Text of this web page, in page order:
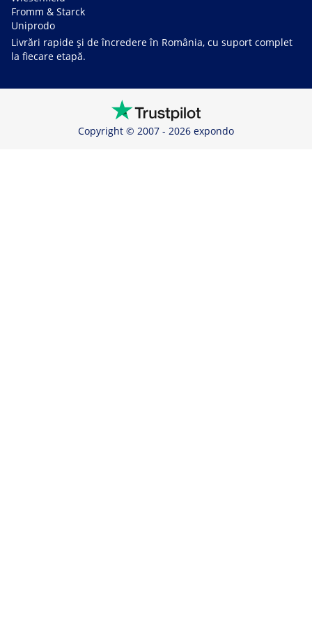
Fromm & Starck
Uniprodo
Livrări rapide și de încredere în România, cu suport complet
la fiecare etapă.
Copyright © 2007 - 2026 expondo